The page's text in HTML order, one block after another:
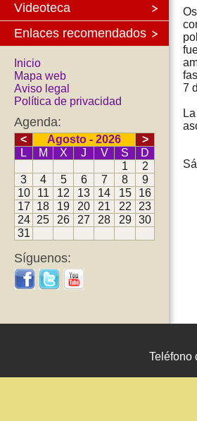
Videoteca
Enlaces recomendados
Inicio
Mapa web
Aviso legal
Política de privacidad
Agenda:
< Agosto - 2026
>
L
M X J V S
D
1
2
3
4 5 6 7 8
9
10
11 12 13 14 15
16
17
18 19 20 21 22
23
24
25 26 27 28 29
30
31
Síguenos:
7
Teléfono